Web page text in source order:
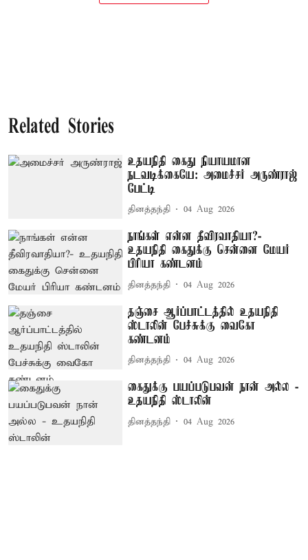
Related Stories
உதயநிதி கைது நியாயமான
நடவடிக்கையே: அமைச்சர் அருண்ராஜ்
பேட்டி
தினத்தந்தி 04 Aug 2026
நாங்கள் என்ன தீவிரவாதியா?-
உதயநிதி கைதுக்கு சென்னை மேயர்
பிரியா கண்டனம்
தினத்தந்தி 04 Aug 2026
தஞ்சை ஆர்ப்பாட்டத்தில் உதயநிதி
ஸ்டாலின் பேச்சுக்கு வைகோ
கண்டனம்
தினத்தந்தி 04 Aug 2026
கைதுக்கு பயப்படுபவன் நான் அல்ல -
உதயநிதி ஸ்டாலின்
தினத்தந்தி 04 Aug 2026